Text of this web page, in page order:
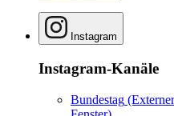
Instagram
Instagram-Kanäle
Bundestag